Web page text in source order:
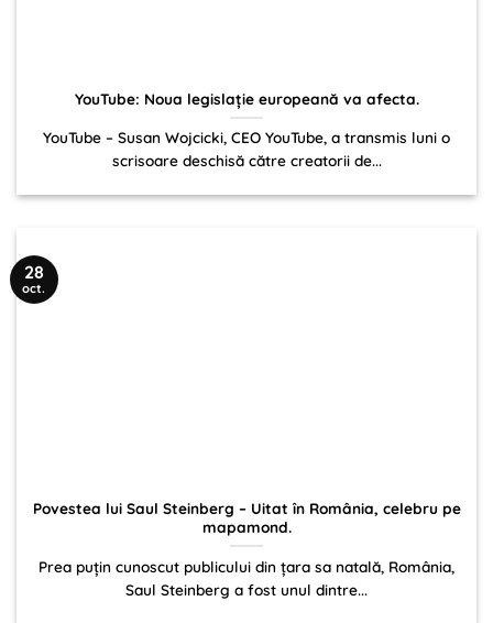
YouTube: Noua legislație europeană va afecta.
YouTube – Susan Wojcicki, CEO YouTube, a transmis luni o
scrisoare deschisă către creatorii de...
Povestea lui Saul Steinberg – Uitat în România, celebru pe
mapamond.
Prea puțin cunoscut publicului din țara sa natală, România,
Saul Steinberg a fost unul dintre...
28
oct.